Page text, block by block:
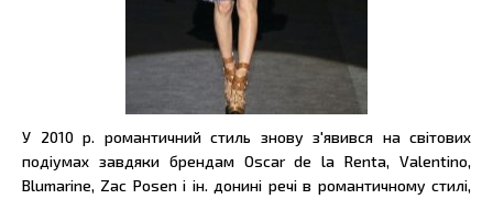
У 2010 р. романтичний стиль знову з'явився на світових
подіумах завдяки брендам Oscar de la Renta, Valentino,
Blumarine, Zac Posen і ін. донині речі в романтичному стилі,